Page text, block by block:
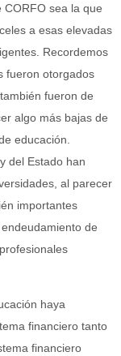
sea la que
a esas elevadas
Recordemos
fueron otorgados
fueron de
algo más bajas de
educación.
del Estado han
al parecer
importantes
de
haya
financiero tanto
financiero